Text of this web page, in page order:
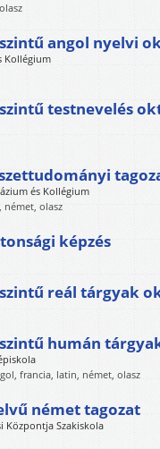
angol nyelvi
Kollégium
testnevelés
és Kollégium
olasz
képzés
reál tárgyak
humán
francia, latin, német, olasz
német tagozat
Központja Szakiskola